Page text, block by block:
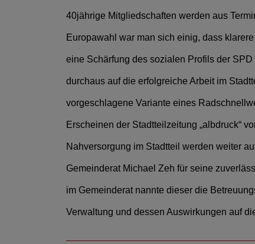
40jährige Mitgliedschaften werden aus
Europawahl war man sich einig, dass
eine Schärfung des sozialen Profils der
durchaus auf die erfolgreiche Arbeit im
vorgeschlagene Variante eines
Erscheinen der Stadtteilzeitung „albdruck“
Nahversorgung im Stadtteil werden weiter
Gemeinderat Michael Zeh für seine
im Gemeinderat nannte dieser die
Verwaltung und dessen Auswirkungen auf